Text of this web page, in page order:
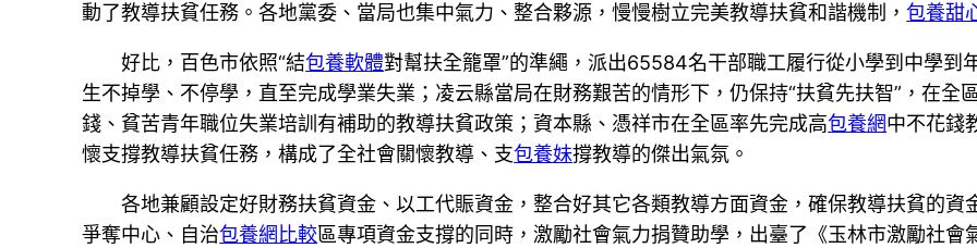
動了教導扶貧任務。各地黨委、當局也集中氣力、整合夥源，慢慢樹立完美教導扶貧和諧機制，包養甜
好比，百色市依照“結包養軟體對幫扶全籠罩”的準繩，派出65584名干部職工履行從小學到中學到
生不掉學、不停學，直至完成學業失業；凌云縣當局在財務艱苦的情形下，仍保持“扶貧先扶智”，在全
錢、貧苦青年職位失業培訓有補助的教導扶貧政策；資本縣、憑祥市在全區率先完成高包養網中不花錢
懷支撐教導扶貧任務，構成了全社會關懷教導、支包養妹撐教導的傑出氣氛。
各地兼顧設定好財務扶貧資金、以工代賑資金，整合好其它各類教導方面資金，確保教導扶貧的資
爭奪中心、自治包養網比較區專項資金支撐的同時，激勵社會氣力捐贊助學，出臺了《玉林市激勵社